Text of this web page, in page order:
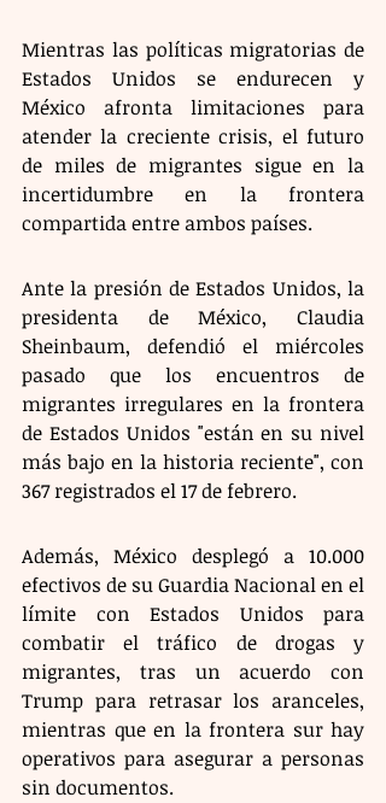
Mientras las políticas migratorias de
Estados Unidos se endurecen y
México afronta limitaciones para
atender la creciente crisis, el futuro
de miles de migrantes sigue en la
incertidumbre en la frontera
compartida entre ambos países.
Ante la presión de Estados Unidos, la
presidenta de México, Claudia
Sheinbaum, defendió el miércoles
pasado que los encuentros de
migrantes irregulares en la frontera
de Estados Unidos "están en su nivel
más bajo en la historia reciente", con
367 registrados el 17 de febrero.
Además, México desplegó a 10.000
efectivos de su Guardia Nacional en el
límite con Estados Unidos para
combatir el tráfico de drogas y
migrantes, tras un acuerdo con
Trump para retrasar los aranceles,
mientras que en la frontera sur hay
operativos para asegurar a personas
sin documentos.